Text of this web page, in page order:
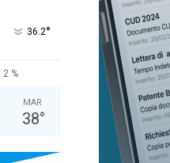
36.2°
2 %
MAR
38°